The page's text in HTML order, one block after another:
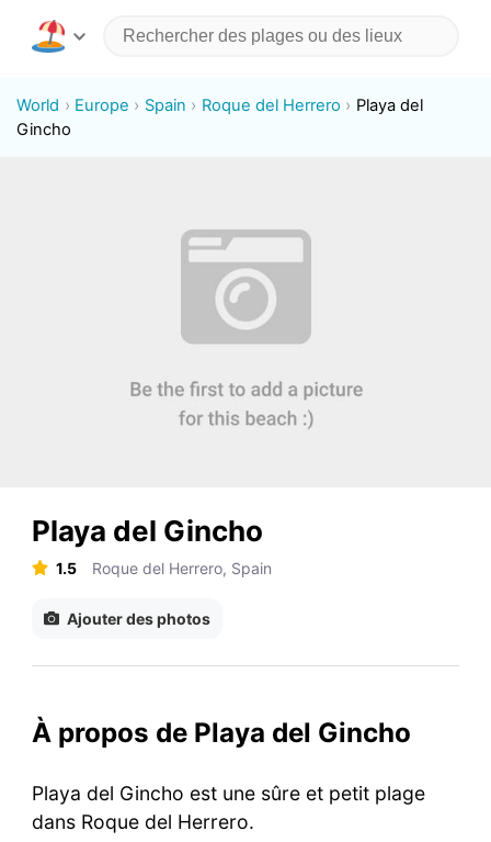
World Europe Spain Roque del Herrero
Playa del
Gincho
Playa del Gincho
1.5 Roque del Herrero, Spain
Ajouter des photos
À propos de Playa del Gincho
Playa del Gincho est une sûre et petit plage
dans Roque del Herrero.